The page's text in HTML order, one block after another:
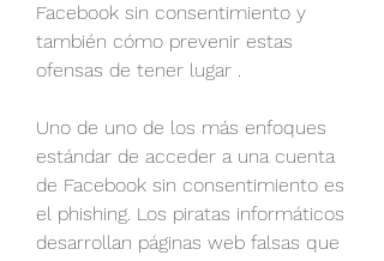
Facebook sin consentimiento y
también cómo prevenir estas
ofensas de tener lugar .
Uno de uno de los más enfoques
estándar de acceder a una cuenta
de Facebook sin consentimiento es
el phishing. Los piratas informáticos
desarrollan páginas web falsas que